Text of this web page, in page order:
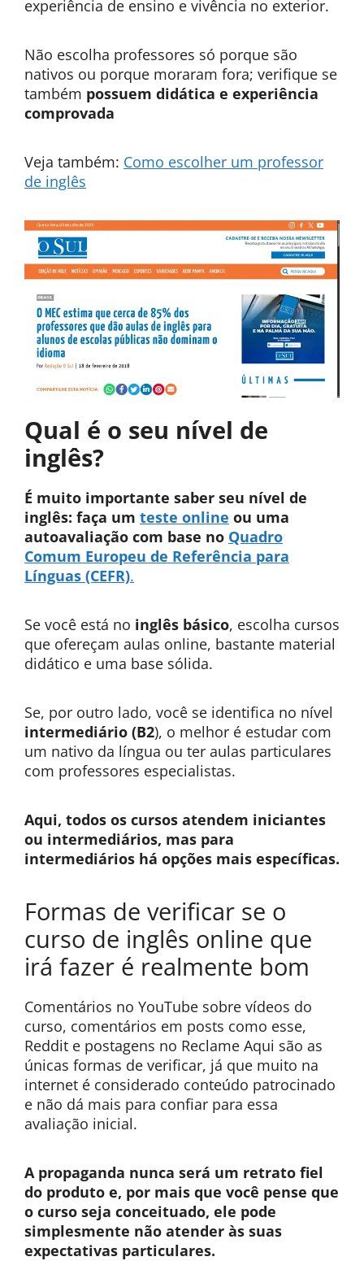
experiência de ensino e vivência no exterior.
Não escolha professores só porque são
nativos ou porque moraram fora; verifique se
também possuem didática e experiência
comprovada
Veja também: Como escolher um professor
de inglês
Qual é o seu nível de
inglês?
É muito importante saber seu nível de
inglês: faça um teste online ou uma
autoavaliação com base no Quadro
Comum Europeu de Referência para
Línguas (CEFR).
Se você está no inglês básico, escolha cursos
que ofereçam aulas online, bastante material
didático e uma base sólida.
Se, por outro lado, você se identifica no nível
intermediário (B2), o melhor é estudar com
um nativo da língua ou ter aulas particulares
com professores especialistas.
Aqui, todos os cursos atendem iniciantes
ou intermediários, mas para
intermediários há opções mais específicas.
Formas de verificar se o
curso de inglês online que
irá fazer é realmente bom
Comentários no YouTube sobre vídeos do
curso, comentários em posts como esse,
Reddit e postagens no Reclame Aqui são as
únicas formas de verificar, já que muito na
internet é considerado conteúdo patrocinado
e não dá mais para confiar para essa
avaliação inicial.
A propaganda nunca será um retrato fiel
do produto e, por mais que você pense que
o curso seja conceituado, ele pode
simplesmente não atender às suas
expectativas particulares.